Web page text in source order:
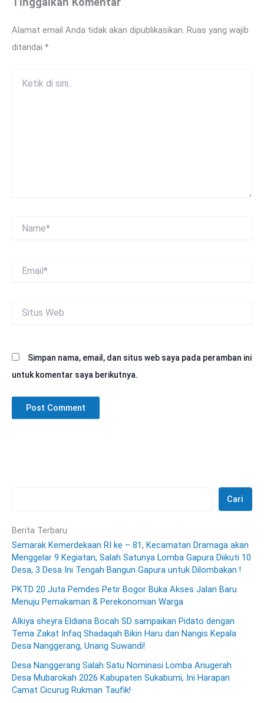
Alamat email Anda tidak akan dipublikasikan. Ruas yang wajib
ditandai *
Web
Simpan nama, email, dan situs web saya pada peramban ini
untuk komentar saya berikutnya.
Cari
Berita Terbaru
Semarak Kemerdekaan RI ke – 81, Kecamatan Dramaga akan
Menggelar 9 Kegiatan, Salah Satunya Lomba Gapura Diikuti 10
Desa, 3 Desa Ini Tengah Bangun Gapura untuk Dilombakan !
PKTD 20 Juta Pemdes Petir Bogor Buka Akses Jalan Baru
Menuju Pemakaman & Perekonomian Warga
Alkiya sheyra Eldiana Bocah SD sampaikan Pidato dengan
Tema Zakat Infaq Shadaqah Bikin Haru dan Nangis Kepala
Desa Nanggerang, Unang Suwandi!
Desa Nanggerang Salah Satu Nominasi Lomba Anugerah
Desa Mubarokah 2026 Kabupaten Sukabumi, Ini Harapan
Camat Cicurug Rukman Taufik!